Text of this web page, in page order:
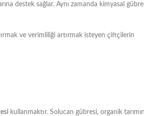
destek sağlar. Aynı zamanda kimyasal gübre
ve verimliliği artırmak isteyen çiftçilerin
kullanmaktır. Solucan gübresi, organik